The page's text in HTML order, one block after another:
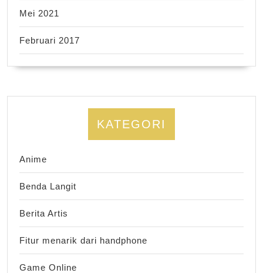
Mei 2021
Februari 2017
KATEGORI
Anime
Benda Langit
Berita Artis
Fitur menarik dari handphone
Game Online